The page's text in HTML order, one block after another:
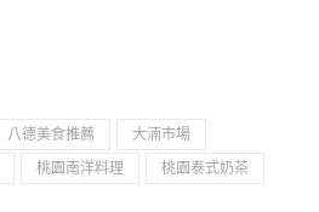
八德美食推薦
大湳市場
桃園南洋料理
桃園泰式奶茶